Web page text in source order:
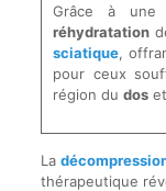
Grâce à une
réhydratation
sciatique,
pour ceux
région du doset
La
thérapeutique